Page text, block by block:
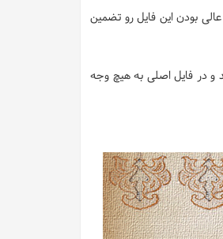
بودن این فایل رو تضمین
و در فایل اصلی به هیچ وجه